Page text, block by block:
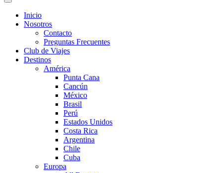
Inicio
Nosotros
Contacto
Preguntas Frecuentes
Club de Viajes
Destinos
América
Punta Cana
Cancún
México
Brasil
Perú
Estados Unidos
Costa Rica
Argentina
Chile
Cuba
Europa